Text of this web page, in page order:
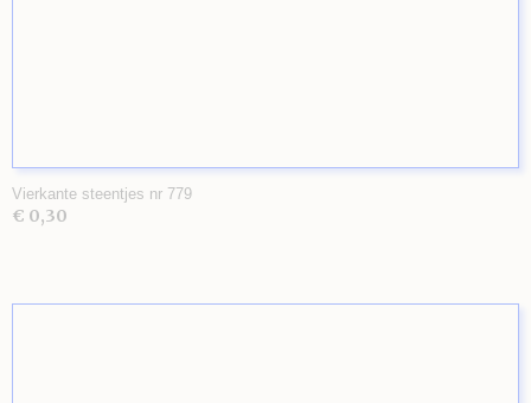
Vierkante steentjes nr 779
€ 0,30